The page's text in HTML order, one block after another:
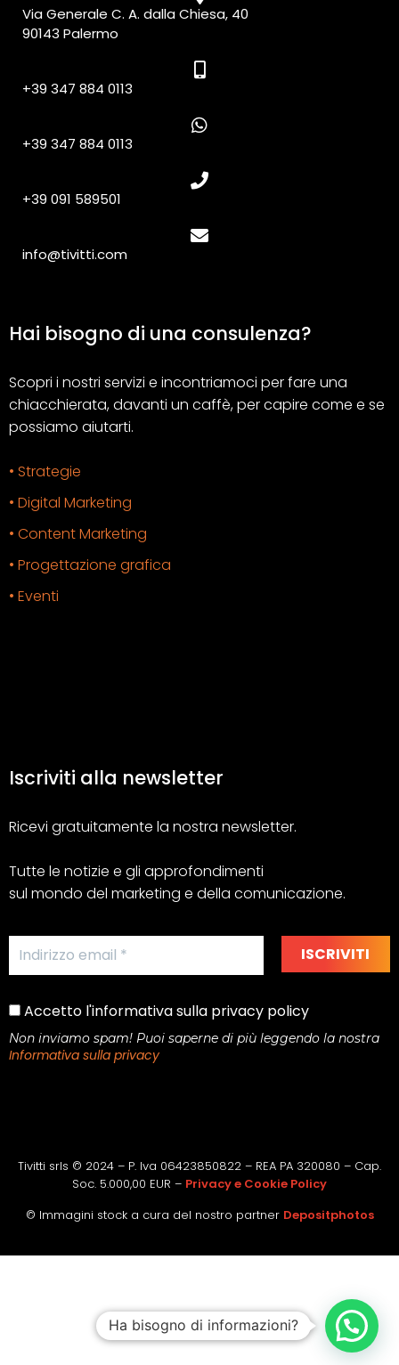
Via Generale C. A. dalla Chiesa, 40
90143 Palermo
+39 347 884 0113
+39 347 884 0113
+39 091 589501
info@tivitti.com
Hai bisogno di una consulenza?
Scopri i nostri servizi e incontriamoci per fare una
chiacchierata, davanti un caffè, per capire come e se
possiamo aiutarti.
• Strategie
• Digital Marketing
• Content Marketing
• Progettazione grafica
• Eventi
Iscriviti alla newsletter
Ricevi gratuitamente la nostra newsletter.
Tutte le notizie e gli approfondimenti
sul mondo del marketing e della comunicazione.
Accetto l'informativa sulla privacy policy
Non inviamo spam! Puoi saperne di più leggendo la nostra
Informativa sulla privacy
Tivitti srls © 2024 – P. Iva 06423850822 – REA PA 320080 – Cap.
Soc. 5.000,00 EUR – Privacy e Cookie Policy
© Immagini stock a cura del nostro partner Depositphotos
Ha bisogno di informazioni?